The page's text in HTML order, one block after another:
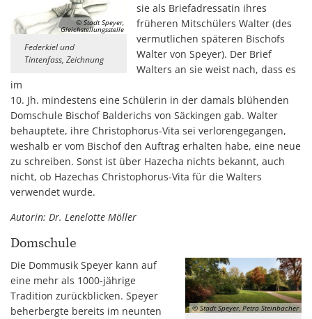
© Stadt Speyer,
Gleichstellungsstelle
Federkiel und
Tintenfass, Zeichnung
sie als Briefadressatin ihres
früheren Mitschülers Walter (des
vermutlichen späteren Bischofs
Walter von Speyer). Der Brief
Walters an sie weist nach, dass es
im
10. Jh. mindestens eine Schülerin in der damals blühenden
Domschule Bischof Balderichs von Säckingen gab. Walter
behauptete, ihre Christophorus-Vita sei verlorengegangen,
weshalb er vom Bischof den Auftrag erhalten habe, eine neue
zu schreiben. Sonst ist über Hazecha nichts bekannt, auch
nicht, ob Hazechas Christophorus-Vita für die Walters
verwendet wurde.
Autorin: Dr. Lenelotte Möller
Domschule
© Stadt Speyer, Petra Steinbacher
Die Dommusik Speyer kann auf
eine mehr als 1000-jährige
Tradition zurückblicken. Speyer
beherbergte bereits im neunten